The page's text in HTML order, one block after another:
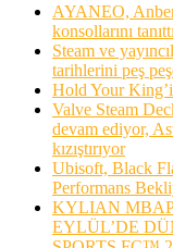
AYANEO,
konsollarını
Steam ve
tarihlerini peş
Hold Your
Valve Steam
devam ediyor,
kızıştırıyor
Ubisoft, Black
Performans
KYLIAN
EYLÜL’DE